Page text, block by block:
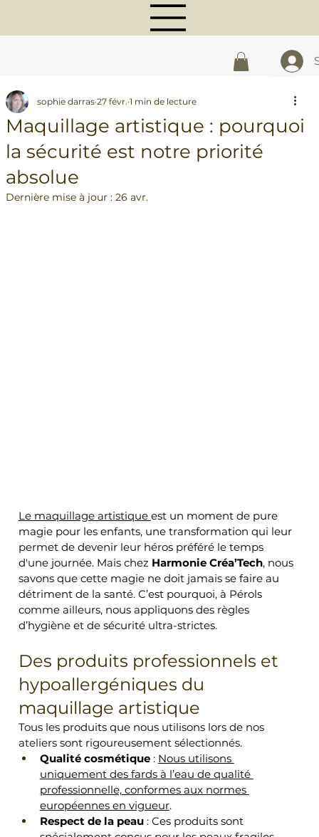
Maquillage artistique : pourquoi
la sécurité est notre priorité
absolue
sophie darras 27 févr. 1 min de lecture
Dernière mise à jour : 26 avr.
Le maquillage artistique est un moment de pure
magie pour les enfants, une transformation qui leur
permet de devenir leur héros préféré le temps
d'une journée. Mais chez Harmonie Créa’Tech, nous
savons que cette magie ne doit jamais se faire au
détriment de la santé. C’est pourquoi, à Pérols
comme ailleurs, nous appliquons des règles
d’hygiène et de sécurité ultra-strictes.
Des produits professionnels et
hypoallergéniques du
maquillage artistique
Tous les produits que nous utilisons lors de nos
ateliers sont rigoureusement sélectionnés.
Qualité cosmétique : Nous utilisons
uniquement des fards à l’eau de qualité
professionnelle, conformes aux normes
européennes en vigueur.
Respect de la peau : Ces produits sont